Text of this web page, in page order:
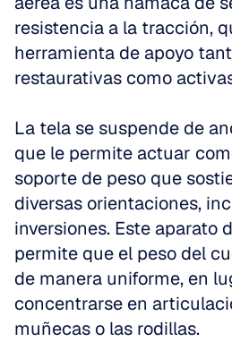
resistencia a la tracción,
herramienta de apoyo
restaurativas como
La tela se suspende de
que le permite actuar
soporte de peso que
diversas orientaciones,
inversiones. Este aparato
permite que el peso del
de manera uniforme, en
concentrarse en
muñecas o las rodillas.